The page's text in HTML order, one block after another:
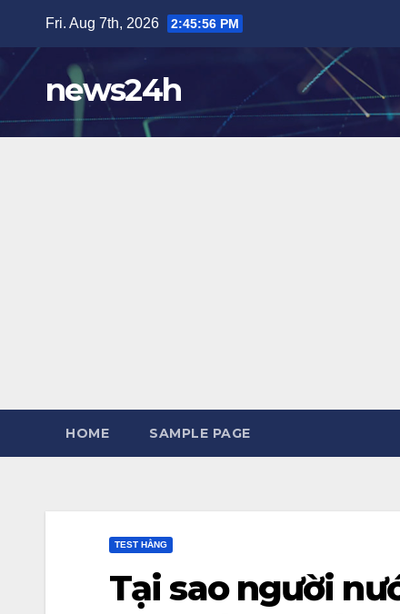
content
Fri. Aug 7th, 2026 2:45:58 PM
news24h
HOME SAMPLE PAGE
TEST HẰNG
Tại sao người